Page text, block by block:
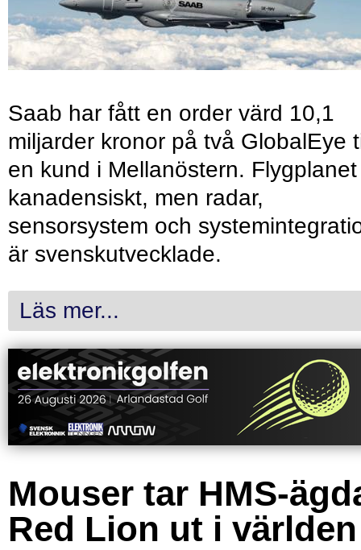
Saab har fått en order värd 10,1
miljarder kronor på två GlobalEye
en kund i Mellanöstern.
kanadensiskt, men radar,
sensorsystem och
är svenskutvecklade.
Läs mer...
Mouser tar HMS-
Red Lion ut i världen